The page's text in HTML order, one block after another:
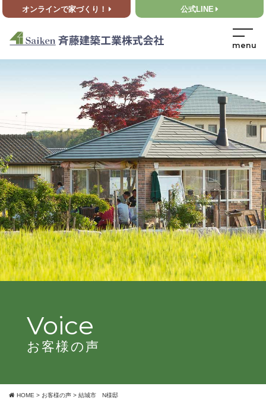
オンラインで家づくり！ 公式LINE
HOME>お客様の声>結城市 N様邸
Voice
お客様の声
HOME > お客様の声 > 結城市 N様邸